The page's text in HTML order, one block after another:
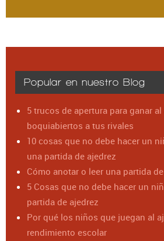
Popular en nuestro Blog
5 trucos de apertura para ganar
boquiabiertos a tus rivales
10 cosas que no debe hacer un
una partida de ajedrez
Cómo anotar o leer una partida
5 Cosas que no debe hacer un
partida de ajedrez
Por qué los niños que juegan al
rendimiento escolar